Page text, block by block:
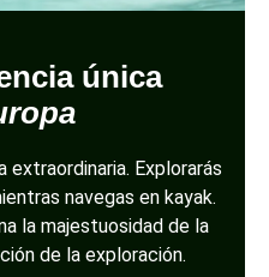
única
extraordinaria. Explorarás
navegas en kayak.
la majestuosidad de la
de la exploración.